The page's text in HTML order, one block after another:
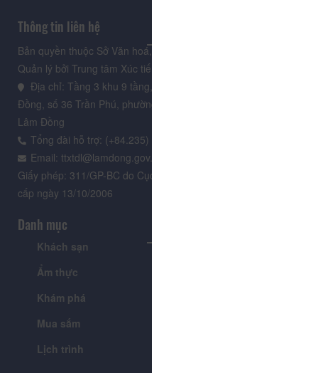
Thông tin liên hệ
Bản quyền thuộc Sở Văn hoá, Thể thao và Du lịch Lâm Đồng.
Quản lý bởi Trung tâm Xúc tiến Du lịch Lâm Đồng
Địa chỉ: Tầng 3 khu 9 tầng, Trung tâm Hành chính tỉnh Lâm
Đồng, số 36 Trần Phú, phường Xuân Hương - Đà Lạt, tỉnh
Lâm Đồng
Tổng đài hỗ trợ: (+84.235) 3.916.961
Email: ttxtdl@lamdong.gov.vn
Giấy phép: 311/GP-BC do Cục Báo chí - Bộ Văn hóa Thông tin
cấp ngày 13/10/2006
Danh mục
Khách sạn
Ẩm thực
Khám phá
Mua sắm
Lịch trình